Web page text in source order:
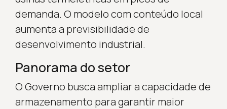
demanda. O modelo com conteúdo local
aumenta a previsibilidade de
desenvolvimento industrial.
Panorama do setor
O Governo busca ampliar a capacidade de
armazenamento para garantir maior